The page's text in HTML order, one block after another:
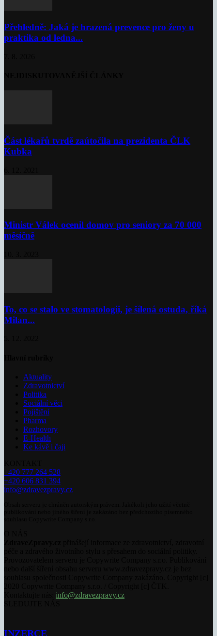
Přehledně: Jaká je hrazená prevence pro ženy u
praktika od ledna...
Část lékařů tvrdě zaútočila na prezidenta ČLK
Kubka
Ministr Válek ocenil domov pro seniory za 70 000
měsíčně
To, co se stalo ve stomatologii, je šílená ostuda, říká
Milan...
Aktuality
Zdravotnictví
Politika
Sociální věci
Pojištění
Pharma
Rozhovory
E-Health
Ke kávě i čaji
+420 777 264 528
+420 606 831 394
info@zdravezpravy.cz
info@zdravezpravy.cz
INZERCE